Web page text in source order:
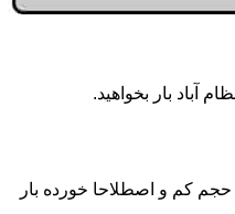
آباد بار بخواهید.
می شود.نیسان برای حمل بار با حجم کم و اصطلاحا خورده بار